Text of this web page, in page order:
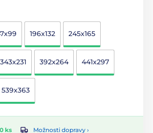
196x132 245x165
343x231 392x264 441x297
539x363
ks
Možnosti dopravy ›